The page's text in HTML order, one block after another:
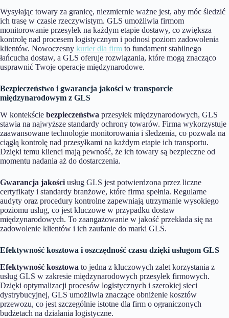
Wysyłając towary za granicę, niezmiernie ważne jest, aby móc śledzić
ich trasę w czasie rzeczywistym. GLS umożliwia firmom
monitorowanie przesyłek na każdym etapie dostawy, co zwiększa
kontrolę nad procesem logistycznym i podnosi poziom zadowolenia
klientów. Nowoczesny kurier dla firm to fundament stabilnego
łańcucha dostaw, a GLS oferuje rozwiązania, które mogą znacząco
usprawnić Twoje operacje międzynarodowe.
Bezpieczeństwo i gwarancja jakości w transporcie
międzynarodowym z GLS
W kontekście bezpieczeństwa przesyłek międzynarodowych, GLS
stawia na najwyższe standardy ochrony towarów. Firma wykorzystuje
zaawansowane technologie monitorowania i śledzenia, co pozwala na
ciągłą kontrolę nad przesyłkami na każdym etapie ich transportu.
Dzięki temu klienci mają pewność, że ich towary są bezpieczne od
momentu nadania aż do dostarczenia.
Gwarancja jakości usług GLS jest potwierdzona przez liczne
certyfikaty i standardy branżowe, które firma spełnia. Regularne
audyty oraz procedury kontrolne zapewniają utrzymanie wysokiego
poziomu usług, co jest kluczowe w przypadku dostaw
międzynarodowych. To zaangażowanie w jakość przekłada się na
zadowolenie klientów i ich zaufanie do marki GLS.
Efektywność kosztowa i oszczędność czasu dzięki usługom GLS
Efektywność kosztowa to jedna z kluczowych zalet korzystania z
usług GLS w zakresie międzynarodowych przesyłek firmowych.
Dzięki optymalizacji procesów logistycznych i szerokiej sieci
dystrybucyjnej, GLS umożliwia znaczące obniżenie kosztów
przewozu, co jest szczególnie istotne dla firm o ograniczonych
budżetach na działania logistyczne.